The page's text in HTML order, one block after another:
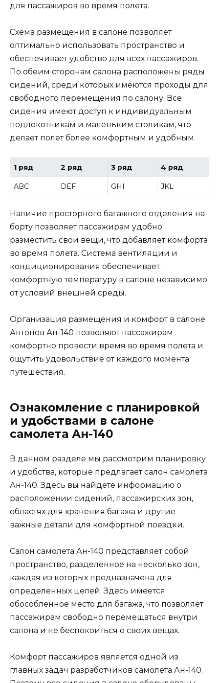
для пассажиров во время полета.
Схема размещения в салоне позволяет
оптимально использовать пространство и
обеспечивает удобство для всех пассажиров.
По обеим сторонам салона расположены ряды
сидений, среди которых имеются проходы для
свободного перемещения по салону. Все
сидения имеют доступ к индивидуальным
подлокотникам и маленьким столикам, что
делает полет более комфортным и удобным.
1 ряд 2 ряд 3 ряд 4 ряд
ABC DEF GHI JKL
Наличие просторного багажного отделения на
борту позволяет пассажирам удобно
разместить свои вещи, что добавляет комфорта
во время полета. Система вентиляции и
кондиционирования обеспечивает
комфортную температуру в салоне независимо
от условий внешней среды.
Организация размещения и комфорт в салоне
Антонов Ан-140 позволяют пассажирам
комфортно провести время во время полета и
ощутить удовольствие от каждого момента
путешествия.
Ознакомление с планировкой
и удобствами в салоне
самолета Ан-140
В данном разделе мы рассмотрим планировку
и удобства, которые предлагает салон самолета
Ан-140. Здесь вы найдете информацию о
расположении сидений, пассажирских зон,
областях для хранения багажа и другие
важные детали для комфортной поездки.
Салон самолета Ан-140 представляет собой
пространство, разделенное на несколько зон,
каждая из которых предназначена для
определенных целей. Здесь имеется
обособленное место для багажа, что позволяет
пассажирам свободно перемещаться внутри
салона и не беспокоиться о своих вещах.
Комфорт пассажиров является одной из
главных задач разработчиков самолета Ан-140.